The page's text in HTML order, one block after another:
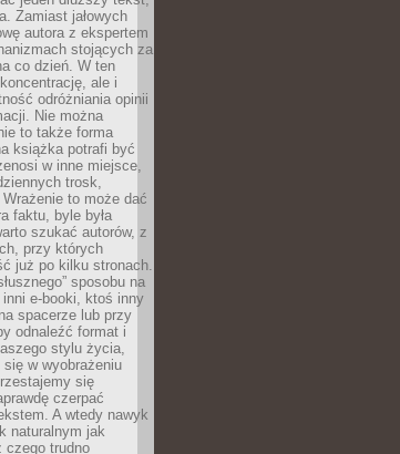
Zamiast jałowych
autora z ekspertem
stojących za
co dzień. W ten
ale i
odróżniania opinii
Nie można
to także forma
książka potrafi być
w inne miejsce,
trosk,
to może dać
faktu, byle była
szukać autorów, z
przy których
już po kilku stronach.
sposobu na
e-booki, ktoś inny
spacerze lub przy
odnaleźć format i
stylu życia,
w wyobrażeniu
się
czerpać
A wtedy nawyk
naturalnym jak
czego trudno